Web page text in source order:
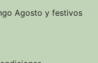
Agosto y festivos